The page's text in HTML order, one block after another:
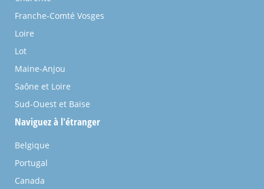
Franche-Comté Vosges
Loire
Lot
Maine-Anjou
Saône et Loire
Sud-Ouest et Baïse
Naviguez à l'étranger
Belgique
Portugal
Canada